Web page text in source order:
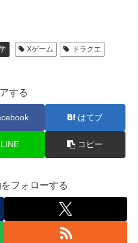
Xゲーム
ドラクエ
する
はてブ
LINE コピー
フォローする